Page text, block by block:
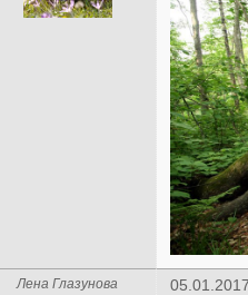
Лена Глазунова